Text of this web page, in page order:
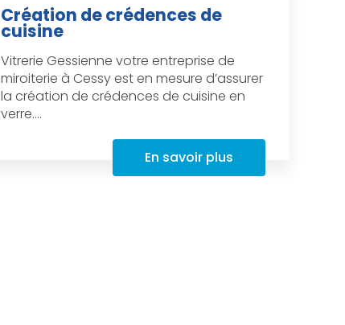
Création de crédences de
cuisine
Vitrerie Gessienne votre entreprise de
miroiterie à Cessy est en mesure d’assurer
la création de crédences de cuisine en
verre....
En savoir plus